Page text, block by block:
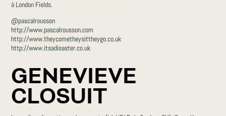
à London Fields.
@pascalrousson
http://www.pascalrousson.com
http://www.theycometheysittheygo.co.uk
http://www.itsadisaster.co.uk
GENEVIEVE
CLOSUIT